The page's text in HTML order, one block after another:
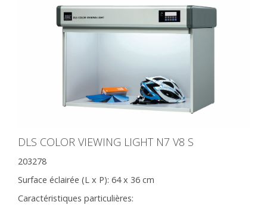
DLS COLOR VIEWING LIGHT N7 V8 S
203278
Surface éclairée (L x P): 64 x 36 cm
Caractéristiques particulières: